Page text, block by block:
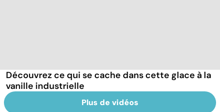
Découvrez ce qui se cache dans cette glace à la
vanille industrielle
Plus de vidéos